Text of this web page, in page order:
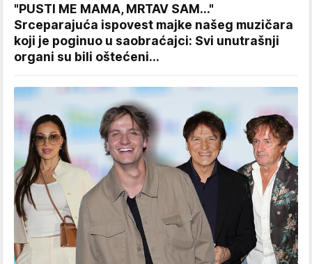
"PUSTI ME MAMA, MRTAV SAM..."
Srceparajuća ispovest majke našeg muzičara
koji je poginuo u saobraćajci: Svi unutrašnji
organi su bili oštećeni...